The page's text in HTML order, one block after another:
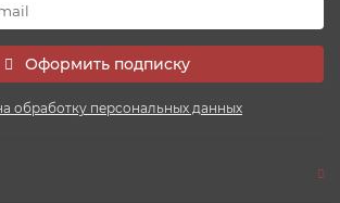
Оформить подписку
обработку персональных данных